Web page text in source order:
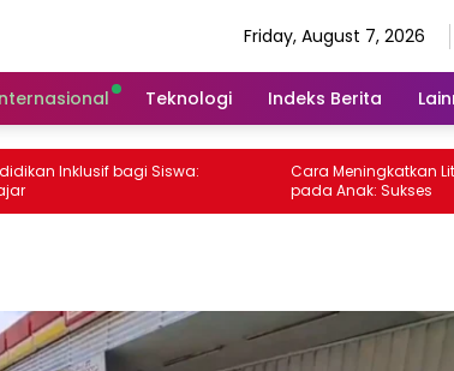
Friday, August 7, 2026
Teknologi Indeks Berita
Inklusif bagi Siswa:
Cara Meningkatkan
pada Anak: Sukses